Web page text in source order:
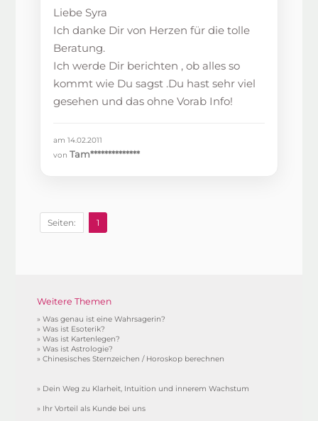
Liebe Syra
Ich danke Dir von Herzen für die tolle
Beratung.
Ich werde Dir berichten , ob alles so
kommt wie Du sagst .Du hast sehr viel
gesehen und das ohne Vorab Info!
am 14.02.2011
vonTam**************
Seiten: 1
Weitere Themen
»Was genau ist eine Wahrsagerin?
»Was ist Esoterik?
»Was ist Kartenlegen?
»Was ist Astrologie?
»Chinesisches Sternzeichen / Horoskop berechnen
» Dein Weg zu Klarheit, Intuition und innerem Wachstum
» Ihr Vorteil als Kunde bei uns